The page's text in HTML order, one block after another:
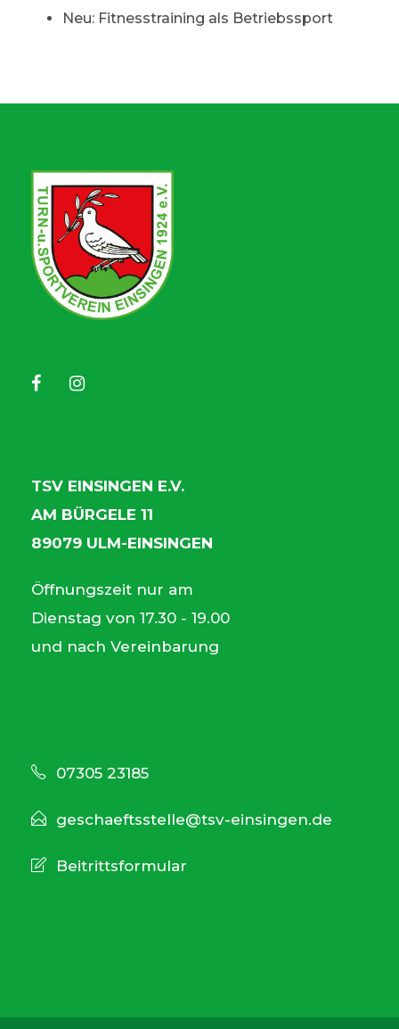
Neu: Fitnesstraining als Betriebssport
TSV EINSINGEN E.V.
AM BÜRGELE 11
89079 ULM-EINSINGEN
Öffnungszeit nur am
Dienstag von 17.30 - 19.00
und nach Vereinbarung
07305 23185
geschaeftsstelle@tsv-einsingen.de
Beitrittsformular